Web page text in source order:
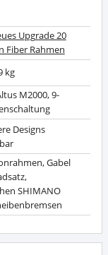
Upgrade 20
Fiber Rahmen
kg
M2000, 9-
Designs
Gabel
SHIMANO